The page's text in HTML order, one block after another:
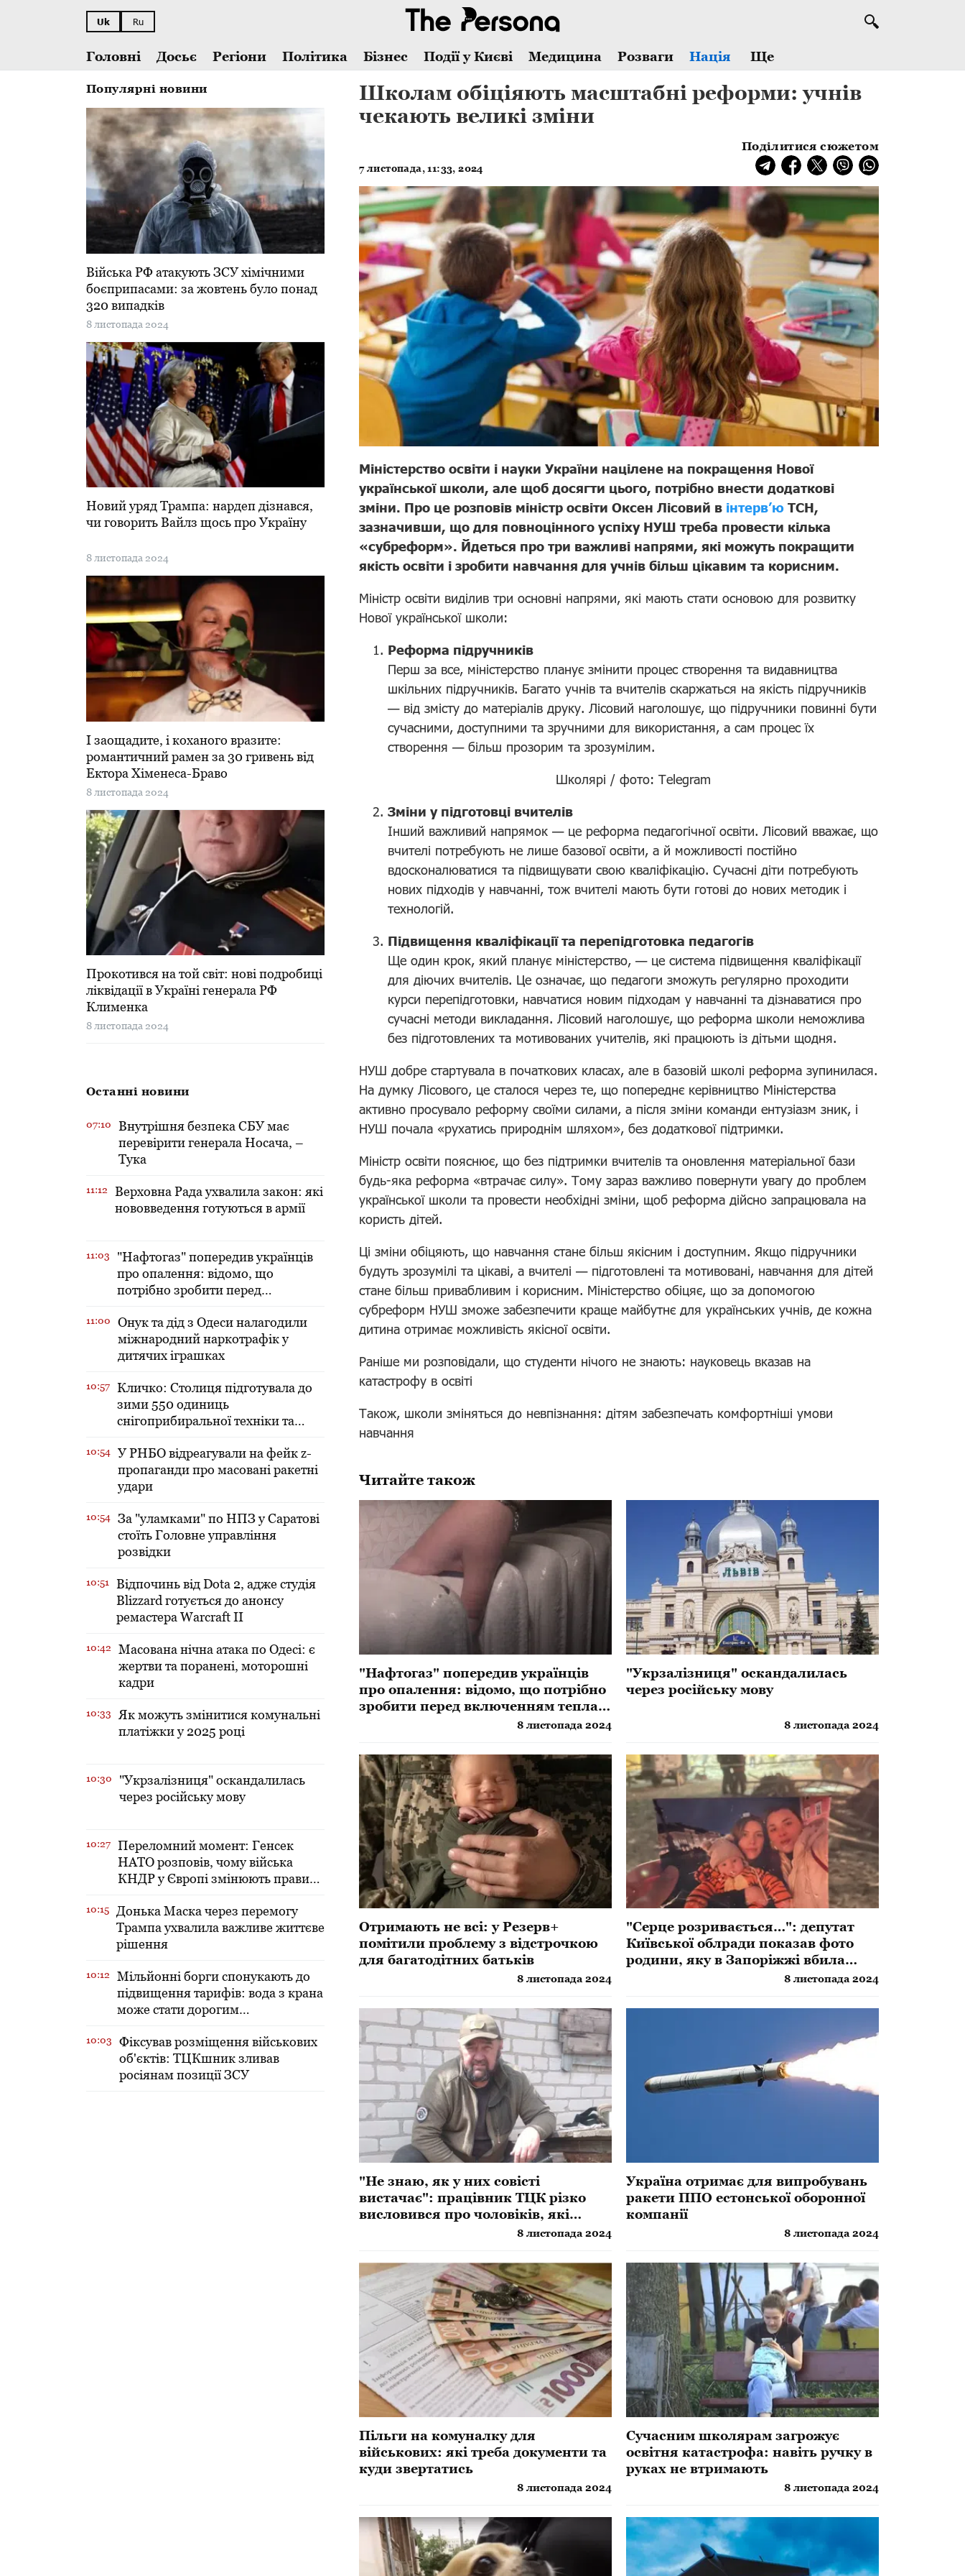
Головні Досьє Регіони Політика Бізнес Події у Києві Медицина Розваги Нація Ще
Uk Ru
Популярні новини
​Війська РФ атакують ЗСУ хімічними
боєприпасами: за жовтень було понад
320 випадків
8 листопада 2024
Новий уряд Трампа: нардеп дізнався,
чи говорить Вайлз щось про Україну
8 листопада 2024
І заощадите, і коханого вразите:
романтичний рамен за 30 гривень від
Ектора Хіменеса-Браво
8 листопада 2024
Прокотився на той світ: нові подробиці
ліквідації в Україні генерала РФ
Клименка
8 листопада 2024
Останні новини
07:10
Внутрішня безпека СБУ має
перевірити генерала Носача, –
Тука
11:12
Верховна Рада ухвалила закон: які
нововведення готуються в армії
11:03
"Нафтогаз" попередив українців
про опалення: відомо, що
потрібно зробити перед
11:00
​Онук та дід з Одеси налагодили
міжнародний наркотрафік у
дитячих іграшках
10:57
Кличко: Столиця підготувала до
зими 550 одиниць
снігоприбиральної техніки та
10:54
У РНБО відреагували на фейк z-
пропаганди про масовані ракетні
удари
10:54
За "уламками" по НПЗ у Саратові
стоїть Головне управління
розвідки
10:51
Відпочинь від Dota 2, адже студія
Blizzard готується до анонсу
ремастера Warcraft II
10:42
Масована нічна атака по Одесі: є
жертви та поранені, моторошні
кадри
10:33
Як можуть змінитися комунальні
платіжки у 2025 році
10:30
"Укрзалізниця" оскандалилась
через російську мову
10:27
Переломний момент: Генсек
НАТО розповів, чому війська
КНДР у Європі змінюють правила
10:15
Донька Маска через перемогу
Трампа ухвалила важливе життєве
рішення
10:12
Мільйонні борги спонукають до
підвищення тарифів: вода з крана
може стати дорогим
10:03
Фіксував розміщення військових
об'єктів: ТЦКшник зливав
росіянам позиції ЗСУ
Школам обіціяють масштабні реформи: учнів
чекають великі зміни
Поділитися сюжетом
7 листопада, 11:33, 2024
Міністерство освіти і науки України націлене на покращення Нової
української школи, але щоб досягти цього, потрібно внести додаткові
зміни. Про це розповів міністр освіти Оксен Лісовий в інтерв’ю ТСН,
зазначивши, що для повноцінного успіху НУШ треба провести кілька
«субреформ». Йдеться про три важливі напрями, які можуть покращити
якість освіти і зробити навчання для учнів більш цікавим та корисним.
Міністр освіти виділив три основні напрями, які мають стати основою для розвитку
Нової української школи:
Реформа підручників
Перш за все, міністерство планує змінити процес створення та видавництва
шкільних підручників. Багато учнів та вчителів скаржаться на якість підручників
— від змісту до матеріалів друку. Лісовий наголошує, що підручники повинні бути
сучасними, доступними та зручними для використання, а сам процес їх
створення — більш прозорим та зрозумілим.
Школярі / фото: Telegram
Зміни у підготовці вчителів
Інший важливий напрямок — це реформа педагогічної освіти. Лісовий вважає, що
вчителі потребують не лише базової освіти, а й можливості постійно
вдосконалюватися та підвищувати свою кваліфікацію. Сучасні діти потребують
нових підходів у навчанні, тож вчителі мають бути готові до нових методик і
технологій.
Підвищення кваліфікації та перепідготовка педагогів
Ще один крок, який планує міністерство, — це система підвищення кваліфікації
для діючих вчителів. Це означає, що педагоги зможуть регулярно проходити
курси перепідготовки, навчатися новим підходам у навчанні та дізнаватися про
сучасні методи викладання. Лісовий наголошує, що реформа школи неможлива
без підготовлених та мотивованих учителів, які працюють із дітьми щодня.
НУШ добре стартувала в початкових класах, але в базовій школі реформа зупинилася.
На думку Лісового, це сталося через те, що попереднє керівництво Міністерства
активно просувало реформу своїми силами, а після зміни команди ентузіазм зник, і
НУШ почала «рухатись природнім шляхом», без додаткової підтримки.
Міністр освіти пояснює, що без підтримки вчителів та оновлення матеріальної бази
будь-яка реформа «втрачає силу». Тому зараз важливо повернути увагу до проблем
української школи та провести необхідні зміни, щоб реформа дійсно запрацювала на
користь дітей.
Ці зміни обіцяють, що навчання стане більш якісним і доступним. Якщо підручники
будуть зрозумілі та цікаві, а вчителі — підготовлені та мотивовані, навчання для дітей
стане більш привабливим і корисним. Міністерство обіцяє, що за допомогою
субреформ НУШ зможе забезпечити краще майбутнє для українських учнів, де кожна
дитина отримає можливість якісної освіти.
Раніше ми розповідали, що студенти нічого не знають: науковець вказав на
катастрофу в освіті
Також, школи зміняться до невпізнання: дітям забезпечать комфортніші умови
навчання
Читайте також
"Нафтогаз" попередив українців
про опалення: відомо, що потрібно
зробити перед включенням тепла в
8 листопада 2024
"Укрзалізниця" оскандалилась
через російську мову
8 листопада 2024
Отримають не всі: у Резерв+
помітили проблему з відстрочкою
для багатодітних батьків
8 листопада 2024
"Серце розривається…": депутат
Київської облради показав фото
родини, яку в Запоріжжі вбила
8 листопада 2024
"Не знаю, як у них совісті
вистачає": працівник ТЦК різко
висловився про чоловіків, які
ховаються від мобілізації8 листопада 2024
​Україна отримає для випробувань
ракети ППО естонської оборонної
компанії
8 листопада 2024
Пільги на комуналку для
військових: які треба документи та
куди звертатись
8 листопада 2024
Сучасним школярам загрожує
освітня катастрофа: навіть ручку в
руках не втримають
8 листопада 2024